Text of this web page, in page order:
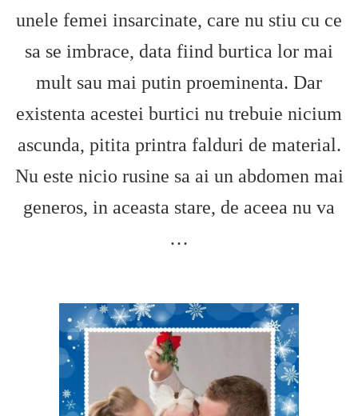
unele femei insarcinate, care nu stiu cu ce
sa se imbrace, data fiind burtica lor mai
mult sau mai putin proeminenta. Dar
existenta acestei burtici nu trebuie nicium
ascunda, pitita printra falduri de material.
Nu este nicio rusine sa ai un abdomen mai
generos, in aceasta stare, de aceea nu va
…